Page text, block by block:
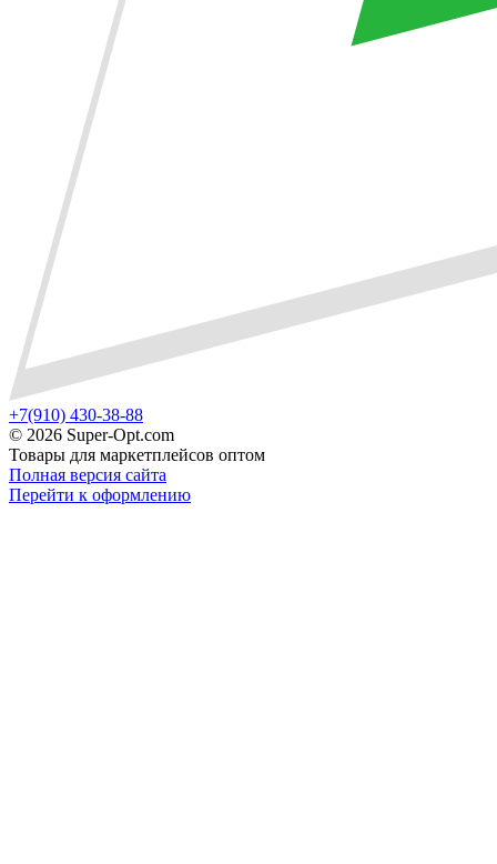
+7(910) 430-38-88
© 2026 Super-Opt.com
Товары для маркетплейсов оптом
Полная версия сайта
Перейти к оформлению